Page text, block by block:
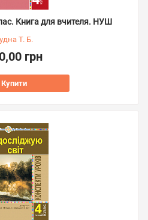
Книга для вчителя. НУШ
Т. Б.
грн
Купити